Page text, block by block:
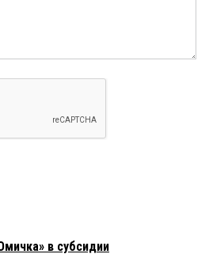
в субсидии